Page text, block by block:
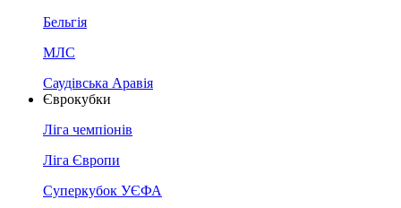
Бельгія
МЛС
Саудівська Аравія
Єврокубки
Ліга чемпіонів
Ліга Європи
Суперкубок УЄФА